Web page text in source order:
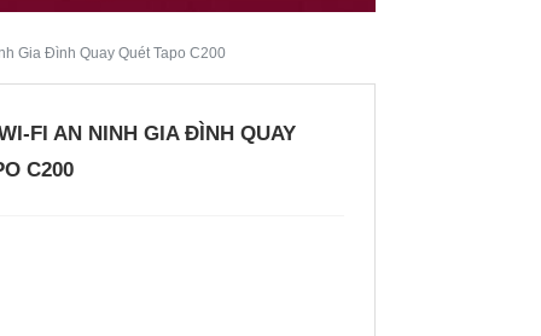
Gia Đình Quay Quét Tapo C200
FI AN NINH GIA ĐÌNH QUAY
C200